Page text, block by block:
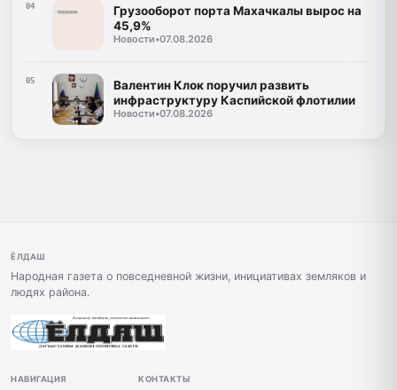
04
Грузооборот порта Махачкалы вырос на
45,9%
Новости•07.08.2026
05
Валентин Клок поручил развить
инфраструктуру Каспийской флотилии
Новости•07.08.2026
ЁЛДАШ
Народная газета о повседневной жизни, инициативах земляков и
людях района.
НАВИГАЦИЯ КОНТАКТЫ